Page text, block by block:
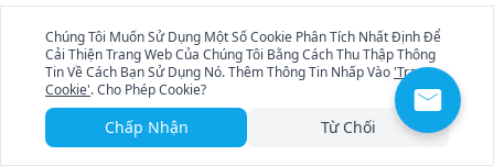
Các tấm nhỏ theo lô:Ngăn cách bằng giấy bồi dày
5mm, mỗi gói 10 tấm, có bọc túi nilon chống thấm nước
bên ngoài;
Các cuộn theo lô lớn:
Cố định trên pallet gỗ, bọc màng
chống thấm + xốp chống va đập để chống lăn lóc khi vận
Chúng Tôi Muốn Sử Dụng Một Số Cookie Phân Tích Nhất Định Để
Cải Thiện Trang Web Của Chúng Tôi Bằng Cách Thu Thập Thông
Tin Về Cách Bạn Sử Dụng Nó. Thêm Thông Tin Nhấp Vào'Trang
Cookie'. Cho Phép Cookie?
Chấp Nhận Từ Chối